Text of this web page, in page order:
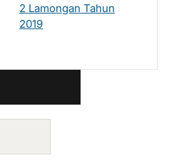
2 Lamongan Tahun
2019